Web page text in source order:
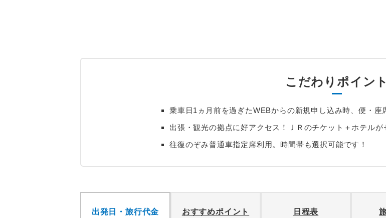
こだわりポイント
乗車日1ヵ月前を過ぎたWEBからの新規申し込み時、便・座
出張・観光の拠点に好アクセス！ＪＲのチケット＋ホテルが
往復のぞみ普通車指定席利用。時間帯も選択可能です！
出発日・旅行代金 おすすめポイント 日程表